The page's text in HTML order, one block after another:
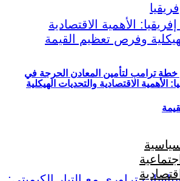
خطة ترامب لتأمين المعادن الحرجة في
الأهمية الاقتصادية والتحديات الهيكلية